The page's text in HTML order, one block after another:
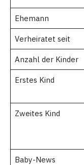
Ehemann
Verheiratet seit
Anzahl der Kinder
Erstes Kind
Zweites Kind
Baby-News